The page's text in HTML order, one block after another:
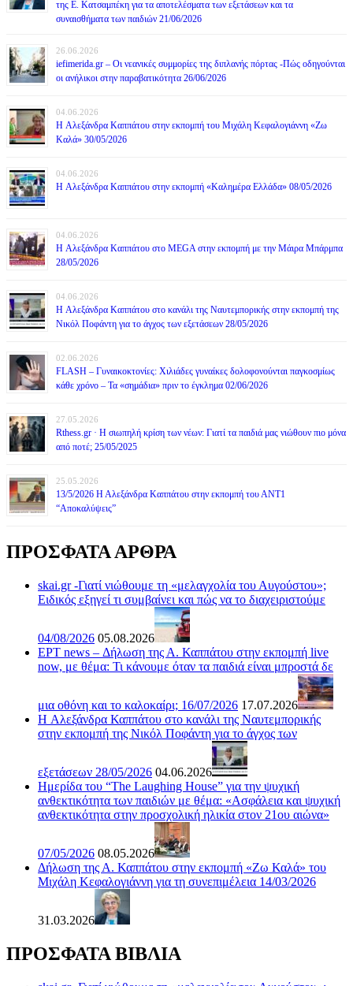
της Ε. Κατσαμπέκη για τα αποτελέσματα των εξετάσεων και τα
συναισθήματα των παιδιών 21/06/2026
26.06.2026
iefimerida.gr – Οι νεανικές συμμορίες της διπλανής πόρτας -Πώς οδηγούνται
οι ανήλικοι στην παραβατικότητα 26/06/2026
04.06.2026
H Αλεξάνδρα Καππάτου στην εκπομπή του Μιχάλη Κεφαλογιάννη «Ζω
Καλά» 30/05/2026
04.06.2026
H Αλεξάνδρα Καππάτου στην εκπομπή «Καλημέρα Ελλάδα» 08/05/2026
04.06.2026
H Αλεξάνδρα Καππάτου στο MEGA στην εκπομπή με την Μάιρα Mπάρμπα
28/05/2026
04.06.2026
H Αλεξάνδρα Καππάτου στο κανάλι της Ναυτεμπορικής στην εκπομπή της
Νικόλ Ποφάντη για το άγχος των εξετάσεων 28/05/2026
02.06.2026
FLASH – Γυναικοκτονίες: Χιλιάδες γυναίκες δολοφονούνται παγκοσμίως
κάθε χρόνο – Τα «σημάδια» πριν το έγκλημα 02/06/2026
27.05.2026
Rthess.gr · Η σιωπηλή κρίση των νέων: Γιατί τα παιδιά μας νιώθουν πιο μόνα
από ποτέ; 25/05/2025
25.05.2026
13/5/2026 Η Αλεξάνδρα Καππάτου στην εκπομπή του ΑΝΤ1
“Αποκαλύψεις”
ΠΡΟΣΦΑΤΑ ΑΡΘΡΑ
skai.gr -Γιατί νιώθουμε τη «μελαγχολία του Αυγούστου»;
Ειδικός εξηγεί τι συμβαίνει και πώς να το διαχειριστούμε
04/08/2026 05.08.2026
ΕΡΤ news – Δήλωση της Α. Καππάτου στην εκπομπή live
now, με θέμα: Τι κάνουμε όταν τα παιδιά είναι μπροστά δε
μια οθόνη και το καλοκαίρι; 16/07/2026 17.07.2026
H Αλεξάνδρα Καππάτου στο κανάλι της Ναυτεμπορικής
στην εκπομπή της Νικόλ Ποφάντη για το άγχος των
εξετάσεων 28/05/2026 04.06.2026
Ημερίδα του “The Laughing House” για την ψυχική
ανθεκτικότητα των παιδιών με θέμα: «Ασφάλεια και ψυχική
ανθεκτικότητα στην προσχολική ηλικία στον 21ου αιώνα»
07/05/2026 08.05.2026
Δήλωση της Α. Καππάτου στην εκπομπή «Ζω Καλά» του
Μιχάλη Κεφαλογιάννη για τη συνεπιμέλεια 14/03/2026
31.03.2026
ΠΡΟΣΦΑΤΑ ΒΙΒΛΙΑ